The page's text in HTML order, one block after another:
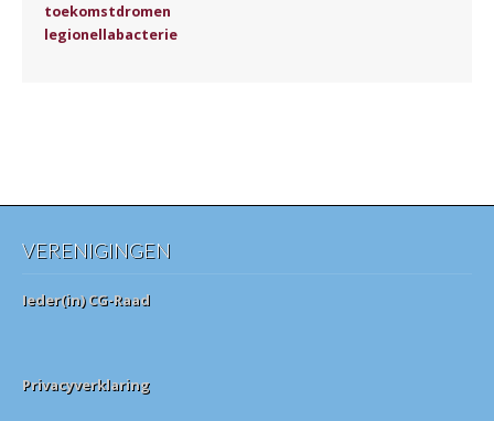
toekomstdromen
legionellabacterie
VERENIGINGEN
Ieder(in) CG-Raad
Privacyverklaring